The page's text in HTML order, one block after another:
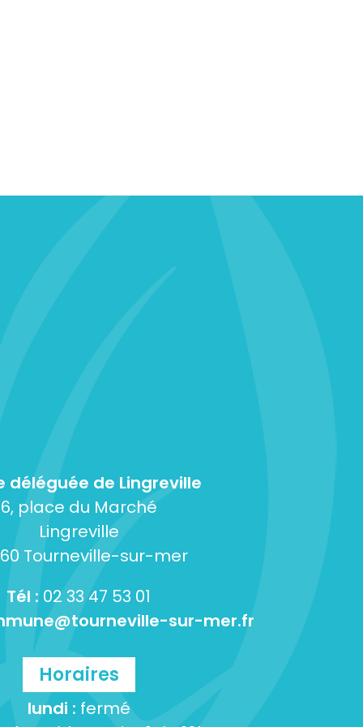
déléguée de Lingreville
6, place du Marché
Lingreville
Tourneville-sur-mer
Tél : 02 33 47 53 01
sur-mer.fr
Horaires
lundi : fermé